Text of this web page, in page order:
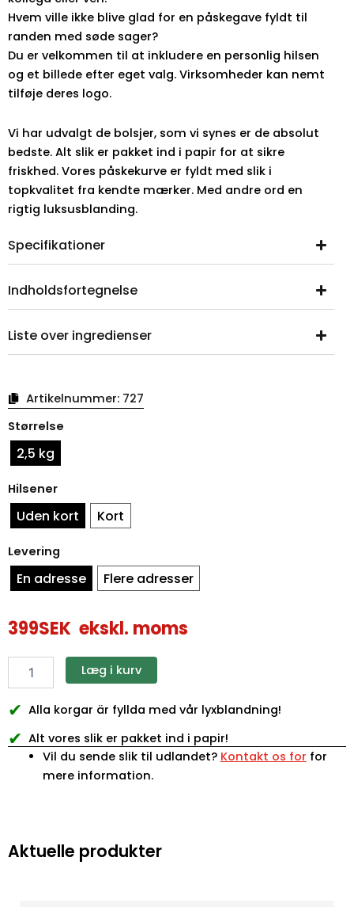
Hvem ville ikke blive glad for en påskegave fyldt til
randen med søde sager?
Du er velkommen til at inkludere en personlig hilsen
og et billede efter eget valg. Virksomheder kan nemt
tilføje deres logo.
Vi har udvalgt de bolsjer, som vi synes er de absolut
bedste. Alt slik er pakket ind i papir for at sikre
friskhed. Vores påskekurve er fyldt med slik i
topkvalitet fra kendte mærker. Med andre ord en
rigtig luksusblanding.
Specifikationer
Indholdsfortegnelse
Liste over ingredienser
Artikelnummer: 727
Størrelse
2,5 kg
Hilsener
Uden kort Kort
Levering
En adresse Flere adresser
399SEK ekskl. moms
i
glade
farver
antal
Læg i kurv
✔ Alla korgar är fyllda med vår lyxblandning!
✔ Alt vores slik er pakket ind i papir!
Vil du sende slik til udlandet? Kontakt os for for
mere information.
Aktuelle produkter